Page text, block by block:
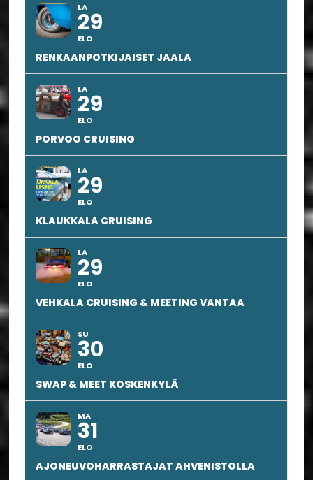
LA
29
ELO
RENKAANPOTKIJAISET JAALA
LA
29
ELO
PORVOO CRUISING
LA
29
ELO
KLAUKKALA CRUISING
LA
29
ELO
VEHKALA CRUISING & MEETING VANTAA
SU
30
ELO
SWAP & MEET KOSKENKYLÄ
MA
31
ELO
AJONEUVOHARRASTAJAT AHVENISTOLLA